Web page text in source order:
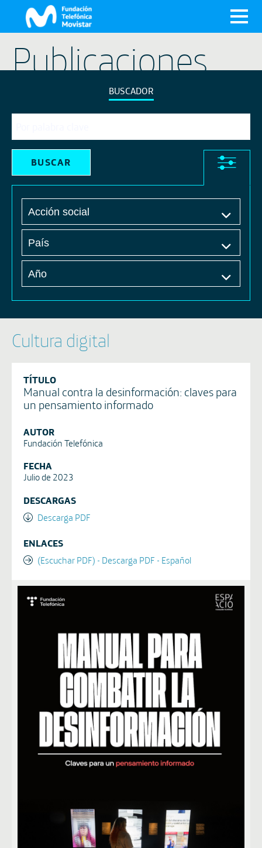
Publicaciones
BUSCADOR
Cultura digital
TÍTULO
Manual contra la desinformación: claves para
un pensamiento informado
AUTOR
Fundación Telefónica
FECHA
Julio de 2023
DESCARGAS
Descarga PDF
ENLACES
(Escuchar PDF) - Descarga PDF - Español